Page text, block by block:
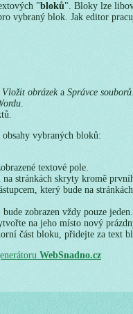
"bloků". Bloky lze
vybraný blok. Jak editor
Vložit obrázeka Správce souborů.
.
vybraných bloků:
textové pole.
stránkách skryty kromě
který bude na
zobrazen vždy pouze
na jeho místo nový
část bloku, přidejte za text
WebSnadno.cz